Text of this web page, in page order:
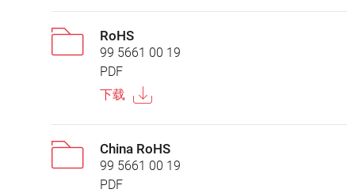
RoHS
99 5661 00 19
PDF
下载
China RoHS
99 5661 00 19
PDF